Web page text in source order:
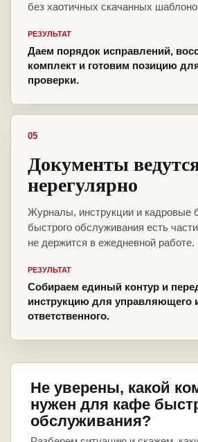
без хаотичных скачанных
РЕЗУЛЬТАТ
Даем порядок исправлений,
комплект и готовим позицию
проверки.
05
Документы
нерегулярно
Журналы, инструкции и кадровые
быстрого обслуживания есть
не держится в ежедневной работе.
РЕЗУЛЬТАТ
Собираем единый контур и
инструкцию для управляющего
ответственного.
Не уверены, какой
нужен для кафе
обслуживания?